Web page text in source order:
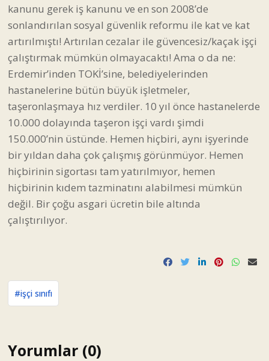
kanunu gerek iş kanunu ve en son 2008’de
sonlandırılan sosyal güvenlik reformu ile kat ve kat
artırılmıştı! Artırılan cezalar ile güvencesiz/kaçak işçi
çalıştırmak mümkün olmayacaktı! Ama o da ne:
Erdemir’inden TOKİ’sine, belediyelerinden
hastanelerine bütün büyük işletmeler,
taşeronlaşmaya hız verdiler. 10 yıl önce hastanelerde
10.000 dolayında taşeron işçi vardı şimdi
150.000’nin üstünde. Hemen hiçbiri, aynı işyerinde
bir yıldan daha çok çalışmış görünmüyor. Hemen
hiçbirinin sigortası tam yatırılmıyor, hemen
hiçbirinin kıdem tazminatını alabilmesi mümkün
değil. Bir çoğu asgari ücretin bile altında
çalıştırılıyor.
#işçi sınıfı
Yorumlar (0)